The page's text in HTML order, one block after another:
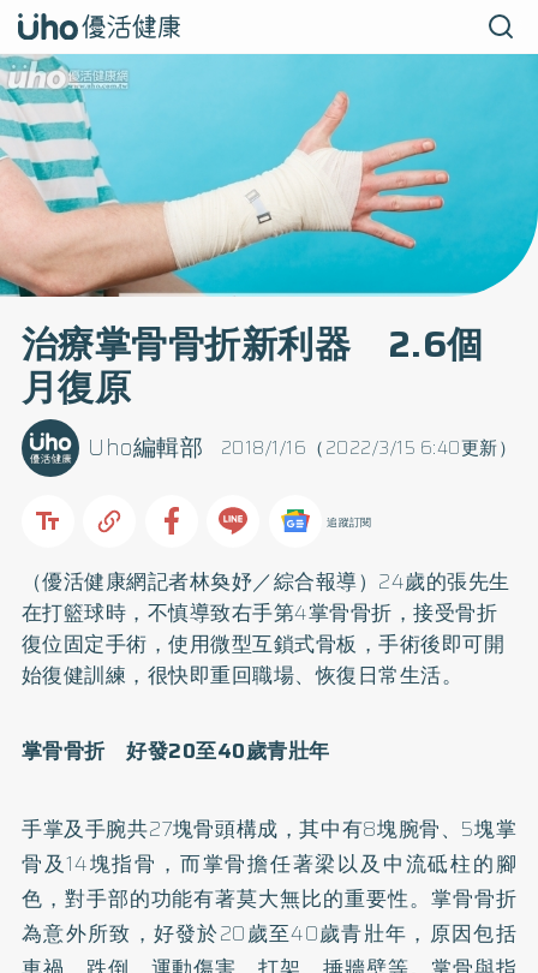
治療掌骨骨折新利器 2.6個
月復原
2018/1/16（2022/3/15 6:40更新）
Uho編輯部
追蹤訂閱
（優活健康網記者林奐妤／綜合報導）24歲的張先生
在打籃球時，不慎導致右手第4掌骨骨折，接受骨折
復位固定手術，使用微型互鎖式骨板，手術後即可開
始復健訓練，很快即重回職場、恢復日常生活。
掌骨骨折 好發20至40歲青壯年
手掌及手腕共27塊骨頭構成，其中有8塊腕骨、5塊掌
骨及14塊指骨，而掌骨擔任著梁以及中流砥柱的腳
色，對手部的功能有著莫大無比的重要性。掌骨骨折
為意外所致，好發於20歲至40歲青壯年，原因包括